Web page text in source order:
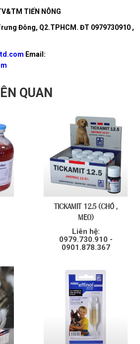
TIẾN NÔNG
Đông, Q2.TPHCM. ĐT 0979730910 ,
Email:
QUAN
TICKAMIT 12.5 (CHÓ ,
MÈO)
Liên hệ:
0979.730.910 -
0901.878.367